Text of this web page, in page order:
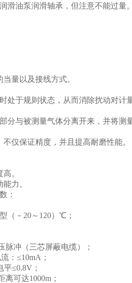
滑油泵润滑轴承，但注意不能过量。
量以及接线方式。
处于规则状态，从而消除扰动对计
分与被测量气体分离开来，并将测
仅保证精度，并且提高耐磨性能。
。
力。
：
（－20～120）℃；
脉冲（三芯屏蔽电缆）；
：≤10mA；
≤0.8V；
可达1000m；